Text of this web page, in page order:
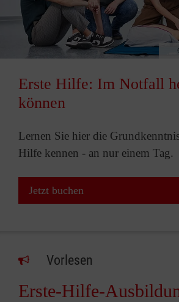
Erste Hilfe: Im Notfall
können
Lernen Sie hier die
Hilfe kennen - an nur einem Tag.
Jetzt buchen
Vorlesen
Erste-Hilfe-